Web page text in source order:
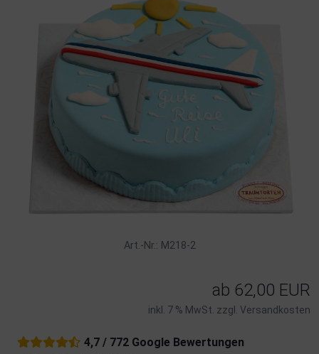
Art.-Nr.: M218-2
ab 62,00 EUR
inkl. 7 % MwSt. zzgl. Versandkosten
4,7 / 772 Google Bewertungen